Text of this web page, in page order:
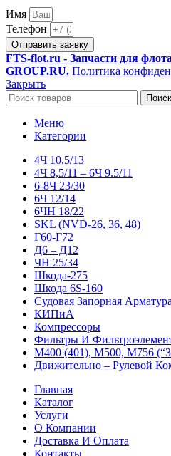
Имя
Телефон
Отправить заявку
FTS-flot.ru - Запчасти для
GROUP.RU. Политика
Закрыть
Поиск
Меню
Категории
4Ч 10,5/13
4Ч 8,5/11 – 6Ч 9.5/11
6-8Ч 23/30
6Ч 12/14
6ЧН 18/22
SKL (NVD-26, 36, 48)
Г60-Г72
Д6 – Д12
ЧН 25/34
Шкода-275
Шкода 6S-160
Судовая Запорная Арматура
КИПиА
Компрессоры
Фильтры И
М400 (401), М500, М756
Движительно – Рулевой
Главная
Каталог
Услуги
О Компании
Доставка И Оплата
Контакты